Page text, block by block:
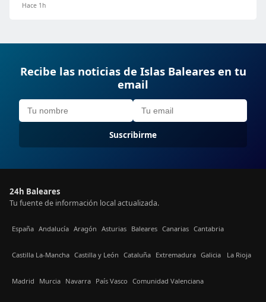
Hace 1h
Recibe las noticias de Islas Baleares en tu
email
Suscribirme
24h Baleares
Tu fuente de información local actualizada.
España Andalucía Aragón Asturias Baleares Canarias Cantabria
Castilla La-Mancha Castilla y León Cataluña Extremadura Galicia La Rioja
Madrid Murcia Navarra País Vasco Comunidad Valenciana